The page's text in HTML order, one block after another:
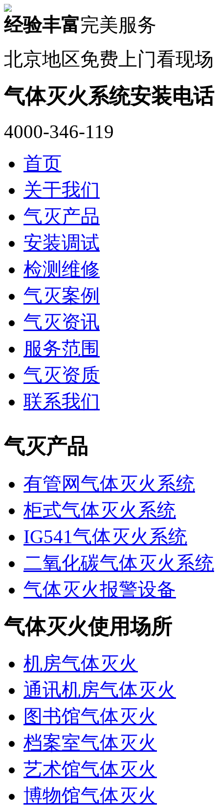
经验丰富完美服务
北京地区免费上门看现场
气体灭火系统安装电话
4000-346-119
首页
关于我们
气灭产品
安装调试
检测维修
气灭案例
气灭资讯
服务范围
气灭资质
联系我们
气灭产品
有管网气体灭火系统
柜式气体灭火系统
IG541气体灭火系统
二氧化碳气体灭火系统
气体灭火报警设备
气体灭火使用场所
机房气体灭火
通讯机房气体灭火
图书馆气体灭火
档案室气体灭火
艺术馆气体灭火
博物馆气体灭火